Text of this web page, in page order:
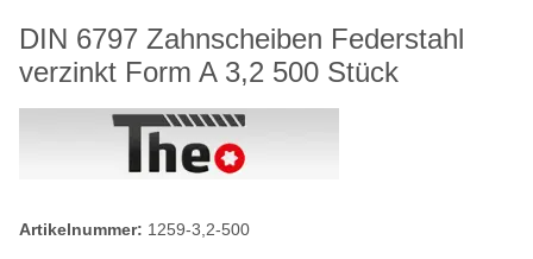
DIN 6797 Zahnscheiben Federstahl
verzinkt Form A 3,2 500 Stück
Artikelnummer: 1259-3,2-500